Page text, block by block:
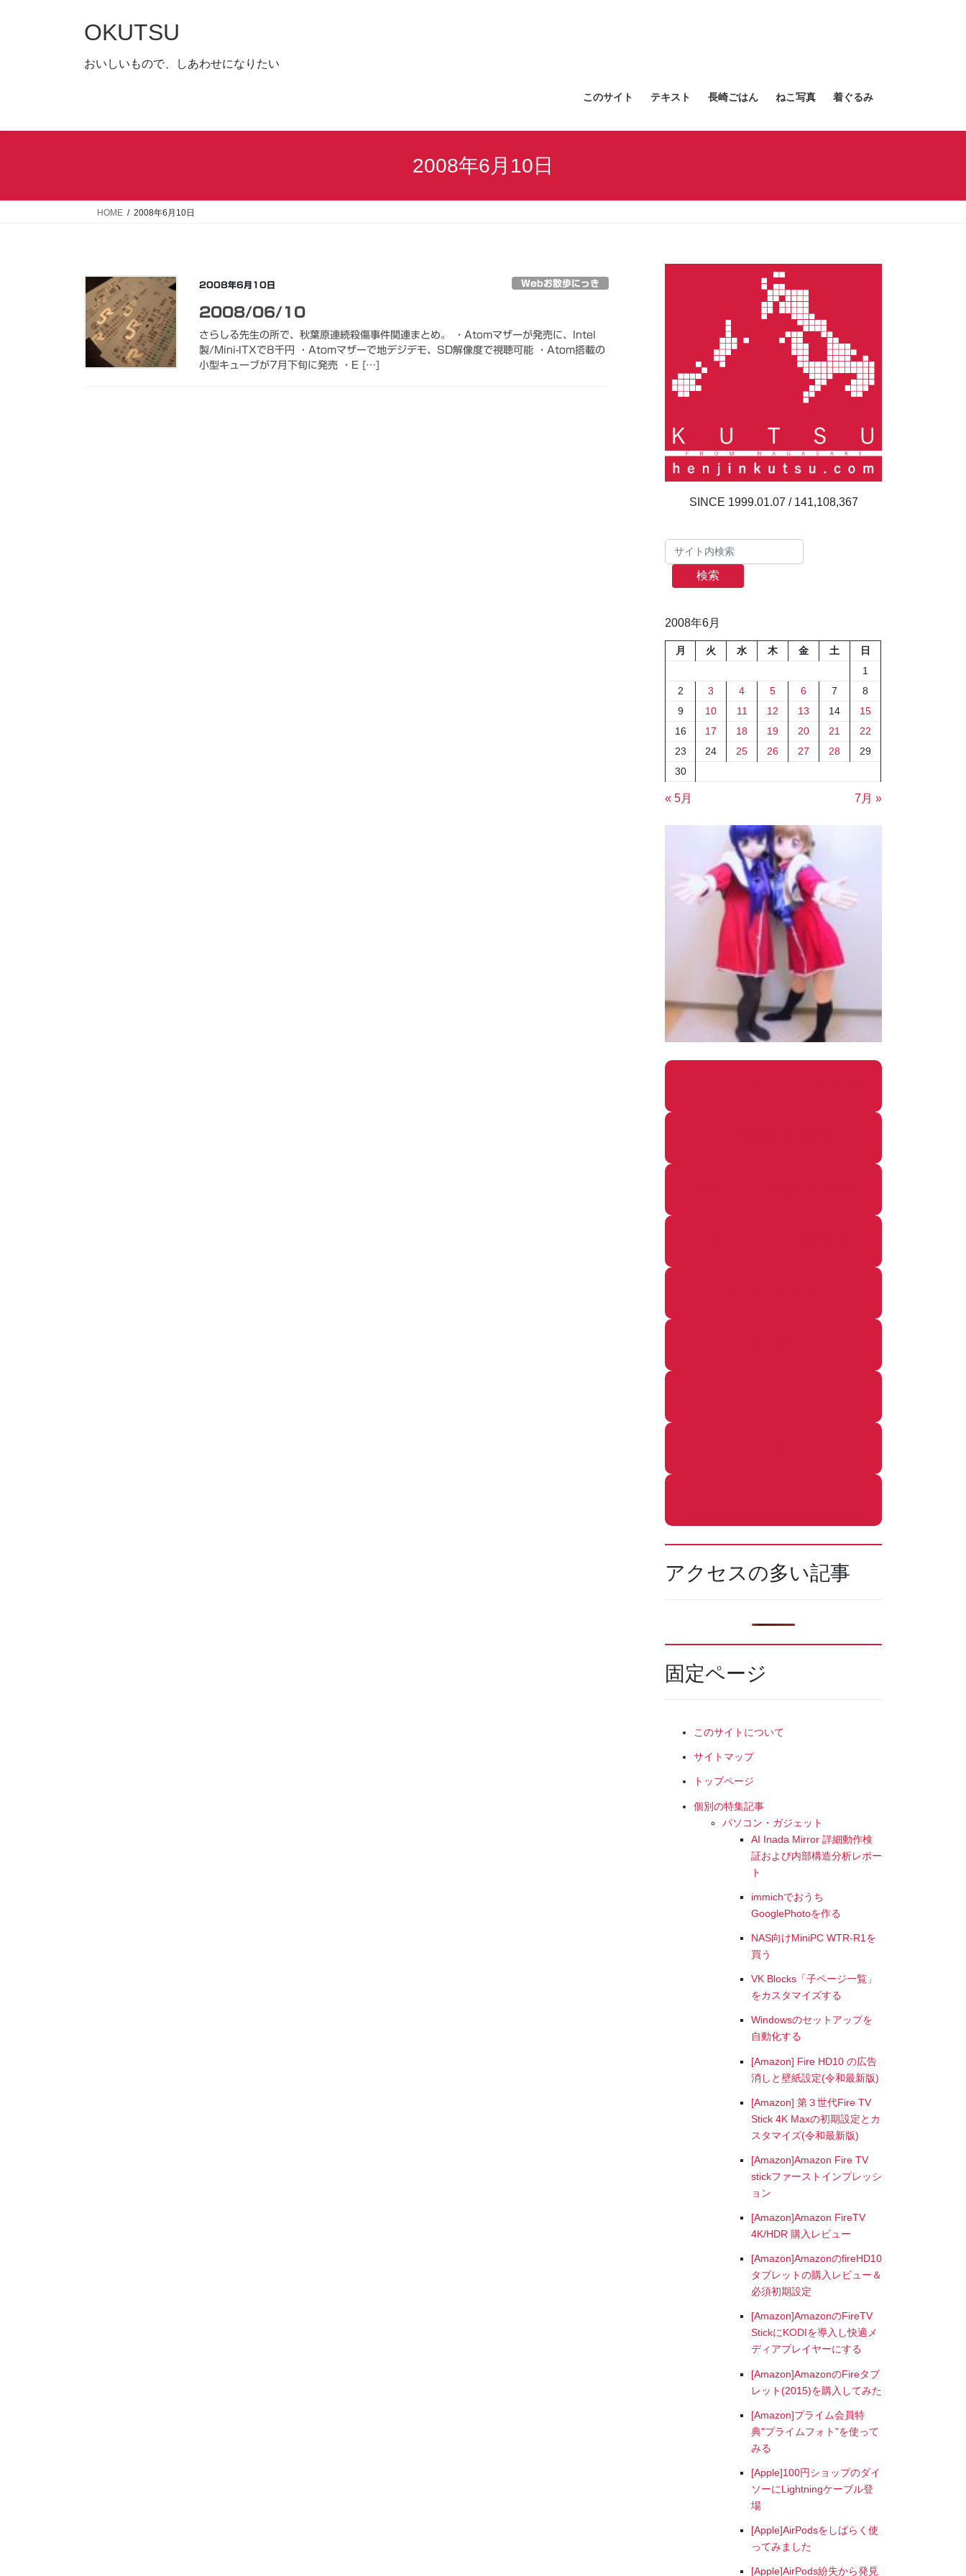
キ
に
OKUTSU
おいしいもので、しあわせになりたい
このサイト テキスト 長崎ごはん ねこ写真 着ぐるみ
2008年6月10日
HOME 2008年6月10日
2008年6月10日 Webお散歩にっき
2008/06/10
さらしる先生の所で、秋葉原連続殺傷事件関連まとめ。 ・Atomマザーが発売に、Intel
製/Mini-ITXで8千円 ・Atomマザーで地デジデモ、SD解像度で視聴可能 ・Atom搭載の
小型キューブが7月下旬に発売 ・E […]
141,108,367
検索
2008年6月
月 火 水 木 金 土
日
1
2
3 4 5 6 7
8
9
10 11 12 13 14
15
16
17 18 19 20 21
22
23
24 25 26 27 28
29
30
« 5月 7月 »
アクセスの多い記事
固定ページ
このサイトについて
サイトマップ
トップページ
個別の特集記事
パソコン・ガジェット
AI Inada Mirror 詳細動作検
証および内部構造分析レポー
ト
immichでおうち
GooglePhotoを作る
NAS向けMiniPC WTR-R1を
買う
VK Blocks「子ページ一覧」
をカスタマイズする
Windowsのセットアップを
自動化する
[Amazon] Fire HD10 の広告
消しと壁紙設定(令和最新版)
[Amazon] 第３世代Fire TV
Stick 4K Maxの初期設定とカ
スタマイズ(令和最新版)
[Amazon]Amazon Fire TV
stickファーストインプレッシ
ョン
[Amazon]Amazon FireTV
4K/HDR 購入レビュー
[Amazon]AmazonのfireHD10
タブレットの購入レビュー＆
必須初期設定
[Amazon]AmazonのFireTV
StickにKODIを導入し快適メ
ディアプレイヤーにする
[Amazon]AmazonのFireタブ
レット(2015)を購入してみた
[Amazon]プライム会員特
典"プライムフォト"を使って
みる
[Apple]100円ショップのダイ
ソーにLightningケーブル登
場
[Apple]AirPodsをしばらく使
ってみました
[Apple]AirPods紛失から発見